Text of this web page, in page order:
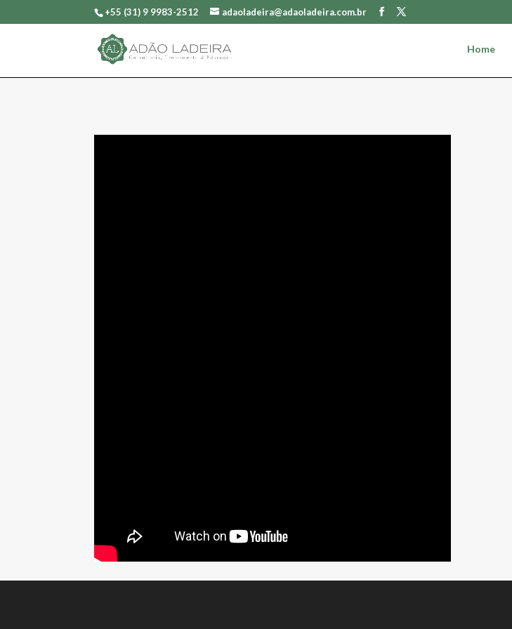
+55 (31) 9 9983-2512 adaoladeira@adaoladeira.com.br
Home